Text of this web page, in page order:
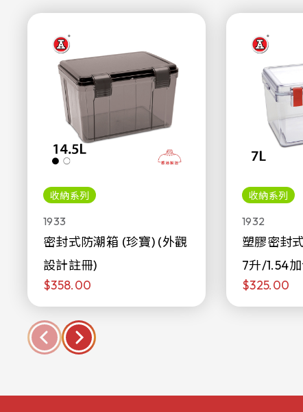
收納系列
1933
密封式防潮箱 (珍寶) (外觀
設計註冊)
$358.00
收納系列
1932
塑膠密封
7升/1.54
$325.00